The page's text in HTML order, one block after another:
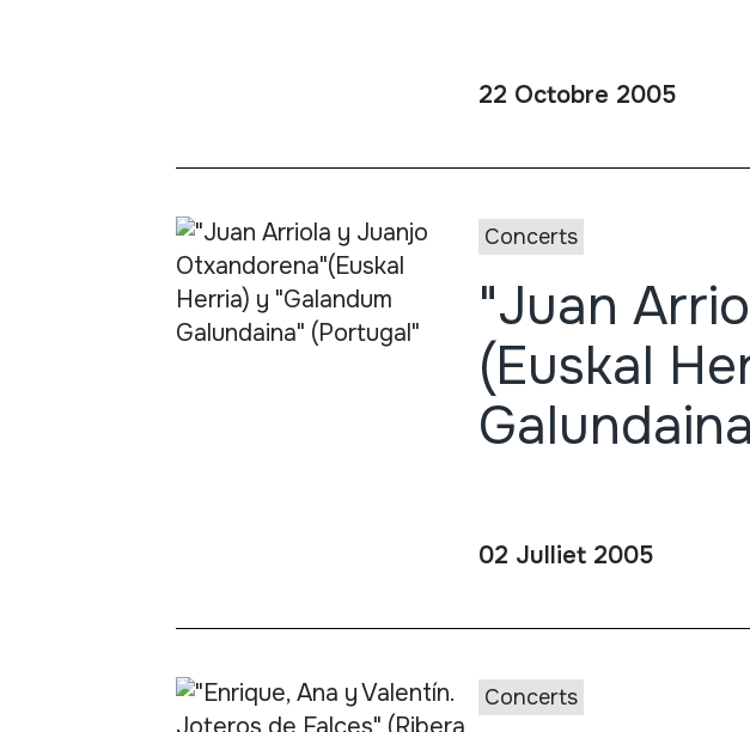
22 Octobre 2005
Concerts
"Juan
(Euskal
02 Julliet 2005
Concerts